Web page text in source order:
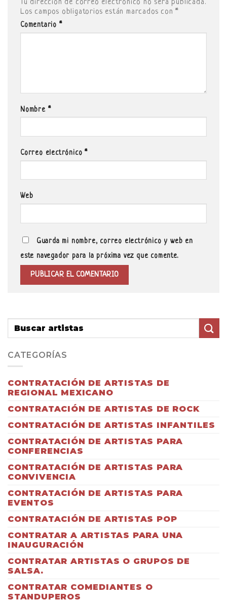
Tu dirección de correo electrónico no será publicada.
Los campos obligatorios están marcados con*
Comentario *
Nombre *
Correo electrónico*
Web
Guarda mi nombre, correo electrónico y web en
este navegador para la próxima vez que comente.
CATEGORÍAS
CONTRATACIÓN DE ARTISTAS DE
REGIONAL MEXICANO
CONTRATACIÓN DE ARTISTAS DE ROCK
CONTRATACIÓN DE ARTISTAS INFANTILES
CONTRATACIÓN DE ARTISTAS PARA
CONFERENCIAS
CONTRATACIÓN DE ARTISTAS PARA
CONVIVENCIA
CONTRATACIÓN DE ARTISTAS PARA
EVENTOS
CONTRATACIÓN DE ARTISTAS POP
CONTRATAR A ARTISTAS PARA UNA
INAUGURACIÓN
CONTRATAR ARTISTAS O GRUPOS DE
SALSA.
CONTRATAR COMEDIANTES O
STANDUPEROS